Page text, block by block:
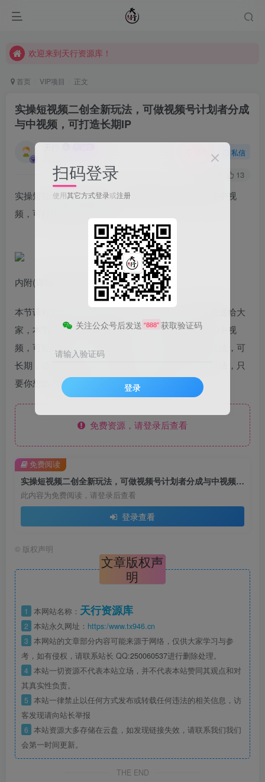
欢迎来到天行资源库！
首页 VIP项目 正文
实操短视频二创全新玩法，可做视频号计划者分成
与中视频，可打造长期IP
私信
13
实操短视频二创全新玩法，可做视频号计划者分成与中视
频，可打造长期IP【揭秘】
内附(详细课程与素材)日入1000
本节课程剪辑技术外面收费大几百的玩法，这次免费送给大
家，本节课主讲的音乐赛道玩法，主收益在视频号和中视
频，可矩阵操作，实操内讲的很干，绝对是最牛的玩法，可
长期，适用于多赛道。可多领域，可以说是天花板玩法，只
要你想做的类型都可以帮你实现的实操课程
免费资源，请登录后查看
实操短视频二创全新玩法，可做视频号计划者分成与中视频，可打造长期IP
此内容为免费阅读，请登录后查看
登录查看
免费阅读
© 版权声明
文章版权声
明
1 本网站名称： 天行资源库
2 本站永久网址： https:/www.tx946.cn
3 本网站的文章部分内容可能来源于网络，仅供大家学习与参
考，如有侵权，请联系站长 QQ:250060537进行删除处理。
4 本站一切资源不代表本站立场，并不代表本站赞同其观点和对
其真实性负责。
5 本站一律禁止以任何方式发布或转载任何违法的相关信息，访
客发现请向站长举报
6 本站资源大多存储在云盘，如发现链接失效，请联系我们我们
会第一时间更新。
THE END
扫码登录
使用其它方式登录或注册
关注公众号后发送 “888” 获取验证码
请输入验证码
登录